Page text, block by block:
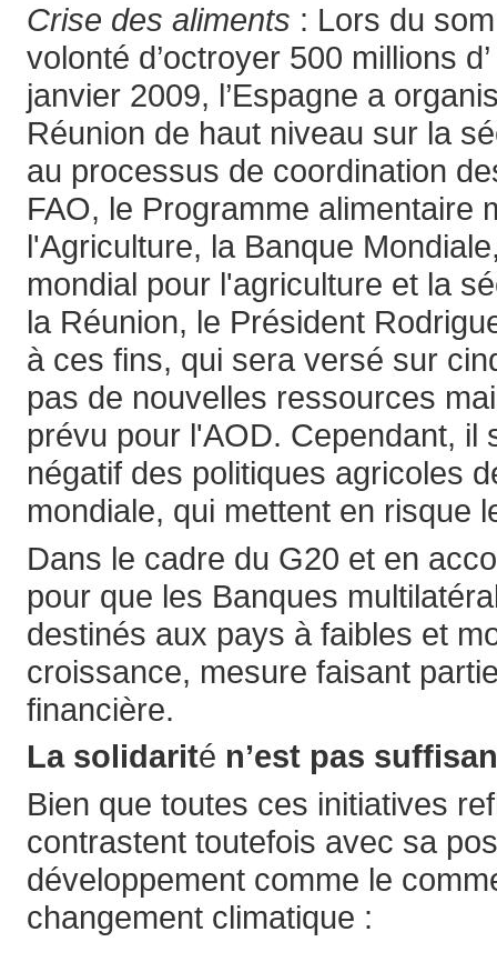
Crise des aliments : Lors du
volonté d’octroyer 500 millions
janvier 2009, l’Espagne a
Réunion de haut niveau sur la
au processus de coordination
FAO, le Programme alimentaire
l'Agriculture, la Banque
mondial pour l'agriculture et la
la Réunion, le Président
à ces fins, qui sera versé sur
pas de nouvelles ressources
prévu pour l'AOD. Cependant, il
négatif des politiques agricoles
mondiale, qui mettent en risque
Dans le cadre du G20 et en
pour que les Banques
destinés aux pays à faibles et
croissance, mesure faisant
financière.
La solidarité n’est pas
Bien que toutes ces initiatives
contrastent toutefois avec sa
développement comme le
changement climatique :